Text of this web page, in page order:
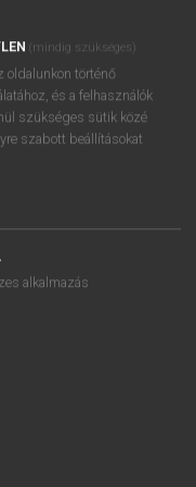
(mindig szükséges)
oldalunkon történő
és a felhasználók
szükséges sütik közé
szabott beállításokat
alkalmazás